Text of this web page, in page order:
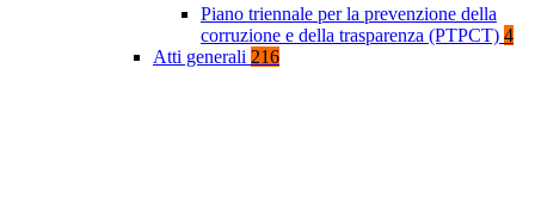
Piano triennale per la prevenzione della
corruzione e della trasparenza (PTPCT) 4
Atti generali 216